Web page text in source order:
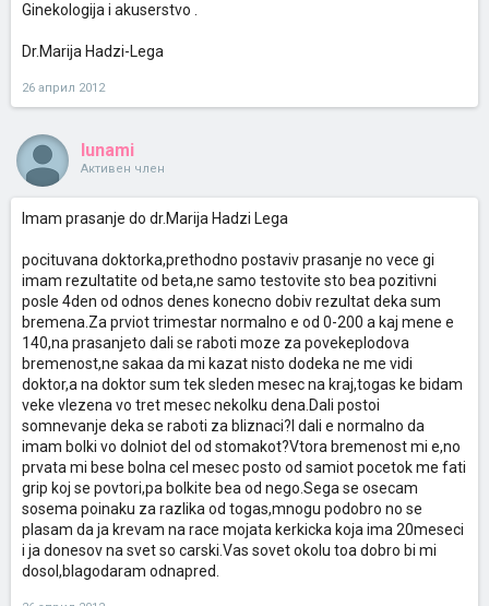
Ginekologija i akuserstvo .
Dr.Marija Hadzi-Lega
26 април 2012
lunami
Активен член
Imam prasanje do dr.Marija Hadzi Lega
pocituvana doktorka,prethodno postaviv prasanje no vece gi
imam rezultatite od beta,ne samo testovite sto bea pozitivni
posle 4den od odnos denes konecno dobiv rezultat deka sum
bremena.Za prviot trimestar normalno e od 0-200 a kaj mene e
140,na prasanjeto dali se raboti moze za povekeplodova
bremenost,ne sakaa da mi kazat nisto dodeka ne me vidi
doktor,a na doktor sum tek sleden mesec na kraj,togas ke bidam
veke vlezena vo tret mesec nekolku dena.Dali postoi
somnevanje deka se raboti za bliznaci?I dali e normalno da
imam bolki vo dolniot del od stomakot?Vtora bremenost mi e,no
prvata mi bese bolna cel mesec posto od samiot pocetok me fati
grip koj se povtori,pa bolkite bea od nego.Sega se osecam
sosema poinaku za razlika od togas,mnogu podobro no se
plasam da ja krevam na race mojata kerkicka koja ima 20meseci
i ja donesov na svet so carski.Vas sovet okolu toa dobro bi mi
dosol,blagodaram odnapred.